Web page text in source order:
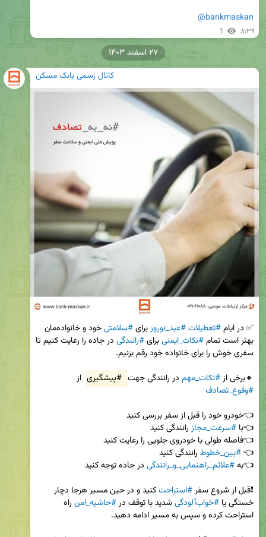
@bankmaskan
1 ۸:۳۹
کانال رسمی بانک مسکن
✅ در ایام #تعطیلات#عید_نوروز برای #سلامتی
بهتر است تمام #نکات_ایمنی برای #رانندگی
🔸برخی از #نکات_مهم در رانندگی جهت #پیشگیری از
#وقوع_تصادف
👈با #سرعت_مجاز
👈 #بین_خطوط
👈به #علائم_راهنمایی_و_رانندگی
❗️قبل از شروع سفر #استراحت
خستگی یا #خواب‌آلودگی شدید با توقف در #حاشیه_امن
۲۷ اسفند ۱۴۰۳